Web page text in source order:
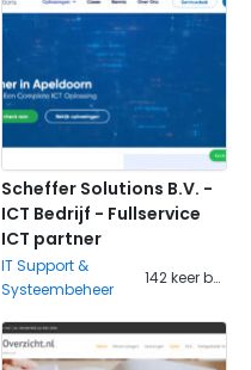
Scheffer Solutions B.V. -
ICT Bedrijf - Fullservice
ICT partner
IT Support &
Systeembeheer
142 keer bekeken